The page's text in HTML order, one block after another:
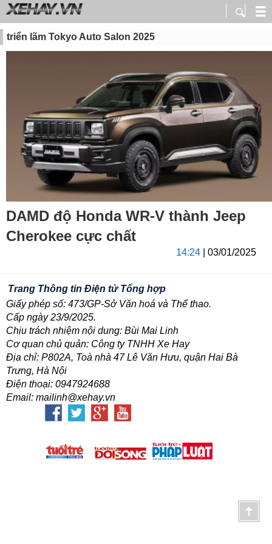
triển lãm Tokyo Auto Salon 2025
DAMD độ Honda WR-V thành Jeep
Cherokee cực chất
14:24 | 03/01/2025
Trang Thông tin Điện tử Tổng hợp
Giấy phép số: 473/GP-Sở Văn hoá và Thể thao.
Cấp ngày 23/9/2025.
Chịu trách nhiệm nội dung: Bùi Mai Linh
Cơ quan chủ quản: Công ty TNHH Xe Hay
Địa chỉ: P802A, Toà nhà 47 Lê Văn Hưu, quận Hai Bà
Trưng, Hà Nội
Điện thoại: 0947924688
Email: mailinh@xehay.vn